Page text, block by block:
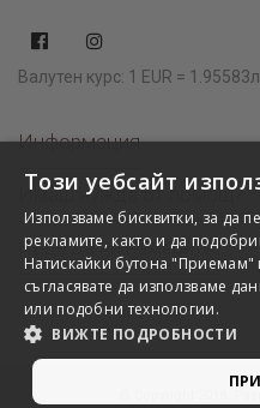
Валутен курс: 1 EUR =
Информация
Имаш нужда от помощ?
Къде да ни намерите?
Този уебсайт
Използваме бисквитки, за да
рекламите, както и да
Натискайки бутона "Приемам"
съгласявате да използваме
или подобни технологии.
ВИЖТЕ ПОДРОБНОСТИ